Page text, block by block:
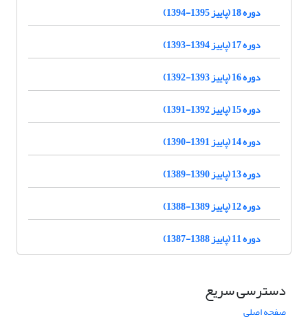
دوره 18 (پاییز 1395-1394)
دوره 17 (پاییز 1394-1393)
دوره 16 (پاییز 1393-1392)
دوره 15 (پاییز 1392-1391)
دوره 14 (پاییز 1391-1390)
دوره 13 (پاییز 1390-1389)
دوره 12 (پاییز 1389-1388)
دوره 11 (پاییز 1388-1387)
دسترسی سریع
صفحه اصلی